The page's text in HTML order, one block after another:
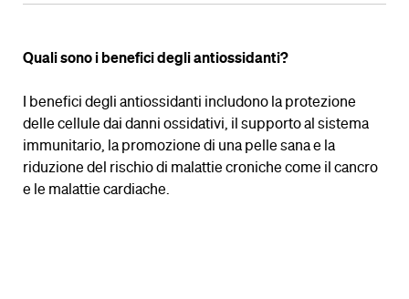
Quali sono i benefici degli antiossidanti?
I benefici degli antiossidanti includono la protezione
delle cellule dai danni ossidativi, il supporto al sistema
immunitario, la promozione di una pelle sana e la
riduzione del rischio di malattie croniche come il cancro
e le malattie cardiache.